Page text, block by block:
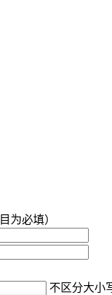
为必填）
不区分大小